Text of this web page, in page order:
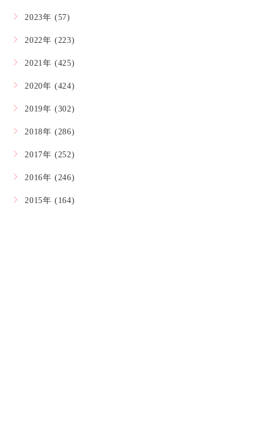
2023年 (57)
2022年 (223)
2021年 (425)
2020年 (424)
2019年 (302)
2018年 (286)
2017年 (252)
2016年 (246)
2015年 (164)